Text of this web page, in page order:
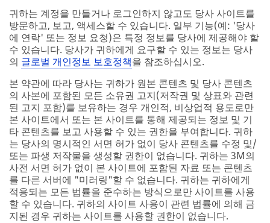
귀하는 계정을 만들거나 로그인하지 않고도 당사 사이트를
방문하고, 보고, 액세스할 수 있습니다. 일부 기능(예: '당사
에 연락' 또는 정보 요청)은 특정 정보를 당사에 제공해야 할
수 있습니다. 당사가 귀하에게 요구할 수 있는 정보는 당사
의 글로벌 개인정보 보호정책을 참조하십시오.
본 약관에 따라 당사는 귀하가 원본 콘텐츠 및 당사 콘텐츠
의 사본에 포함된 모든 소유권 고지(저작권 및 상표와 관련
된 고지 포함)를 보유하는 경우 개인적, 비상업적 용도로만
본 사이트에서 또는 본 사이트를 통해 제공되는 정보 및 기
타 콘텐츠를 보고 사용할 수 있는 권한을 부여합니다. 귀하
는 당사의 명시적인 서면 허가 없이 당사 콘텐츠를 수정 및/
또는 파생 저작물을 생성할 권한이 없습니다. 귀하는 3M의
사전 서면 허가 없이 본 사이트에 포함된 자료 또는 콘텐츠
를 다른 서버에 "미러링"할 수 없습니다. 귀하는 귀하에게
적용되는 모든 법률을 준수하는 방식으로만 사이트를 사용
할 수 있습니다. 귀하의 사이트 사용이 관련 법률에 의해 금
지된 경우 귀하는 사이트를 사용할 권한이 없습니다.